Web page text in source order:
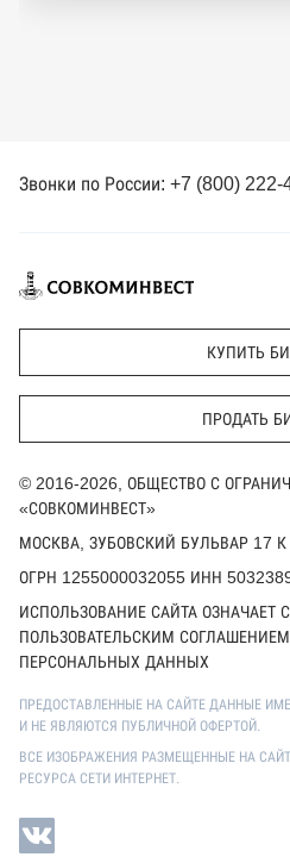
Звонки по России: +7 (800) 222-
КУПИТЬ
ПРОДАТЬ
© 2016-2026, ОБЩЕСТВО С
«СОВКОМИНВЕСТ»
МОСКВА, ЗУБОВСКИЙ БУЛЬВАР 17 К
ОГРН 1255000032055 ИНН
ИСПОЛЬЗОВАНИЕ САЙТА ОЗНАЧАЕТ
ПОЛЬЗОВАТЕЛЬСКИМ
ПЕРСОНАЛЬНЫХ ДАННЫХ
ПРЕДОСТАВЛЕННЫЕ НА САЙТЕ ДАННЫЕ
И НЕ ЯВЛЯЮТСЯ ПУБЛИЧНОЙ ОФЕРТОЙ.
ВСЕ ИЗОБРАЖЕНИЯ РАЗМЕЩЕННЫЕ НА
РЕСУРСА СЕТИ ИНТЕРНЕТ.